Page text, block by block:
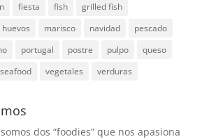
fiesta fish
grilled fish
huevos marisco navidad
pescado
portugal postre pulpo
queso
seafood vegetales verduras
dos “foodies” que nos apasiona